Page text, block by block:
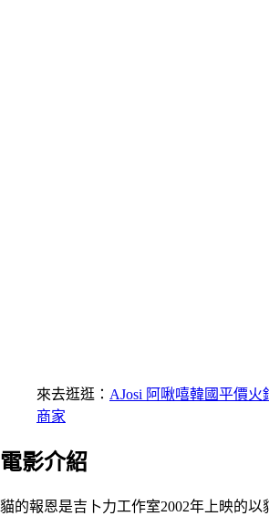
來去逛逛： AJosi 阿啾嘻韓國平價火
商家
電影介紹
貓的報恩是吉卜力工作室2002年上映的以